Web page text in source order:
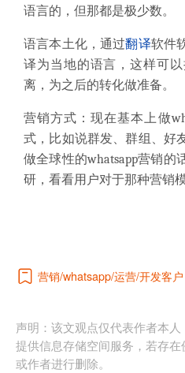
语言的，但那都是极少数。
语言本土化，通过翻译软件
译为当地的语言，这样可
离，为之后的转化做准备。
营销方式：现在基本上做
式，比如说群发、群组、好
做全球性的whatsapp营销的
研，看看用户对于那种营销
营销 whatsapp 运营 开发客户
声明：该文观点仅代表作者本
提供信息存储空间服务，若存
或作者进行删除。